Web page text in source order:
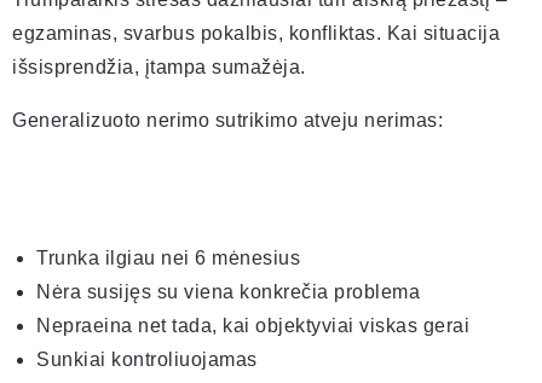
egzaminas, svarbus pokalbis, konfliktas. Kai situacija
išsisprendžia, įtampa sumažėja.
Generalizuoto nerimo sutrikimo atveju nerimas:
Trunka ilgiau nei 6 mėnesius
Nėra susijęs su viena konkrečia problema
Nepraeina net tada, kai objektyviai viskas gerai
Sunkiai kontroliuojamas